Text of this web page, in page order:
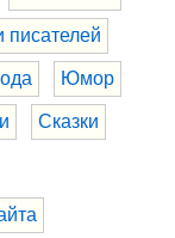
писателей
Юмор
Сказки